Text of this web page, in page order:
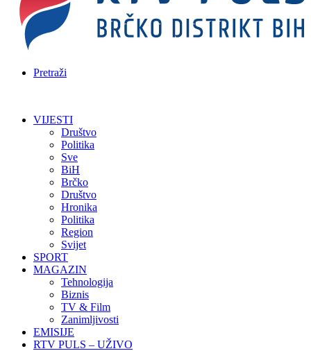
Pretraži
VIJESTI
Društvo
Politika
Sve
BiH
Brčko
Društvo
Hronika
Politika
Region
Svijet
SPORT
MAGAZIN
Tehnologija
Biznis
TV & Film
Zanimljivosti
EMISIJE
RTV PULS – UŽIVO